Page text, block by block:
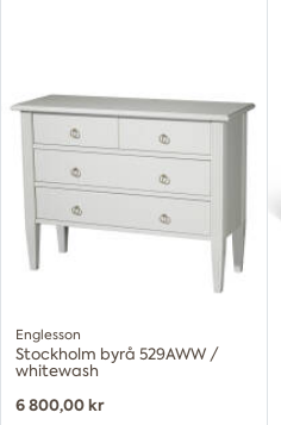
Englesson
Stockholm byrå 529AWW /
whitewash
6 800,00 kr